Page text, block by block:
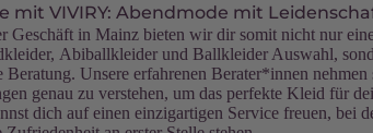
mit VIVIRY: Abendmode mit
Geschäft in Mainz bieten wir dir somit nicht nur
Abiballkleider und Ballkleider Auswahl,
Beratung. Unsere erfahrenen Berater*innen
genau zu verstehen, um das perfekte Kleid für
dich auf einen einzigartigen Service freuen, bei